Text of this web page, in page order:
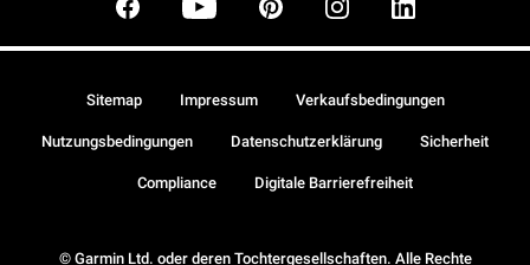
© Garmin Ltd. oder deren Tochtergesellschaften. Alle Rechte
Sitemap Impressum Verkaufsbedingungen
Nutzungsbedingungen Datenschutzerklärung Sicherheit
Compliance Digitale Barrierefreiheit